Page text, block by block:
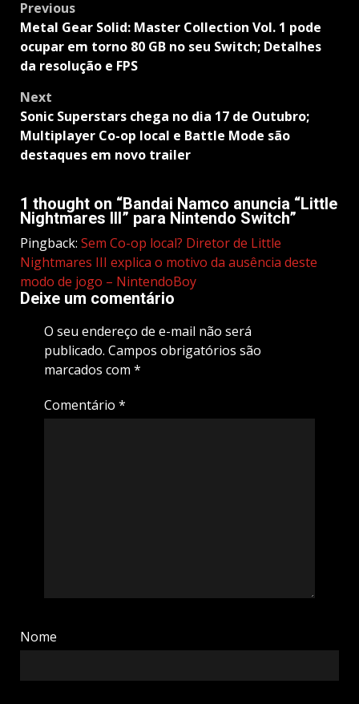
Post
navigation
Previous
Metal Gear Solid: Master Collection Vol. 1 pode
ocupar em torno 80 GB no seu Switch; Detalhes
da resolução e FPS
Next
Sonic Superstars chega no dia 17 de Outubro;
Multiplayer Co-op local e Battle Mode são
destaques em novo trailer
1 thought on “Bandai Namco anuncia “Little
Nightmares III” para Nintendo Switch”
Pingback: Sem Co-op local? Diretor de Little
Nightmares III explica o motivo da ausência deste
modo de jogo – NintendoBoy
Deixe um comentário
O seu endereço de e-mail não será
publicado. Campos obrigatórios são
marcados com *
Comentário *
Nome